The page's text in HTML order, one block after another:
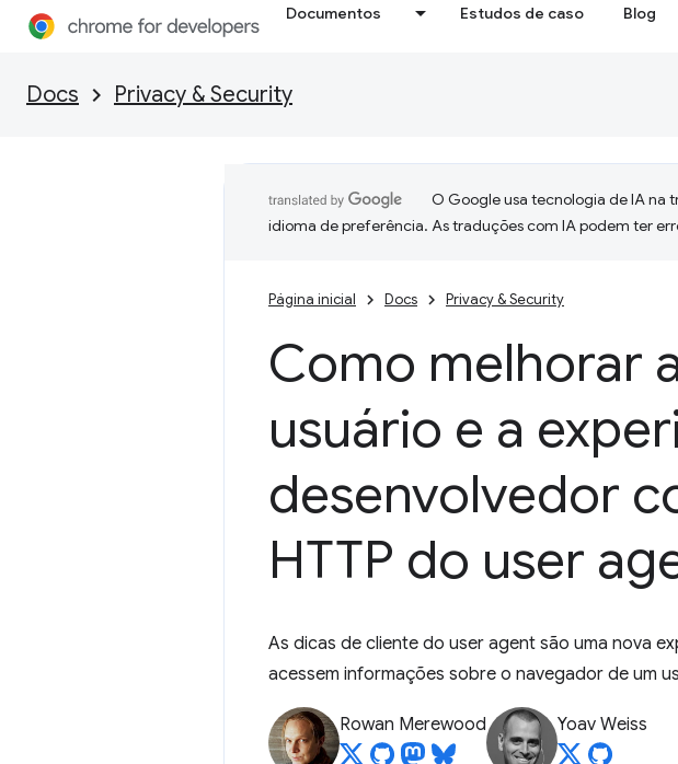
Documentos Estudos de caso Blog
Docs Privacy & Security
O Google usa tecnologia de IA na
idioma de preferência. As traduções com IA podem ter
Página inicial Docs Privacy & Security
Como melhorar
usuário e a
desenvolvedor
HTTP do user
As dicas de cliente do user agent são uma nova
acessem informações sobre o navegador de um
Rowan Merewood Yoav Weiss